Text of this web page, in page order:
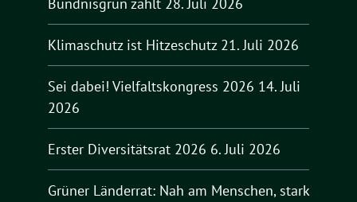
Bündnisgrün zählt 28. Juli 2026
Klimaschutz ist Hitzeschutz 21. Juli 2026
Sei dabei! Vielfaltskongress 2026 14. Juli
2026
Erster Diversitätsrat 2026 6. Juli 2026
Grüner Länderrat: Nah am Menschen, stark